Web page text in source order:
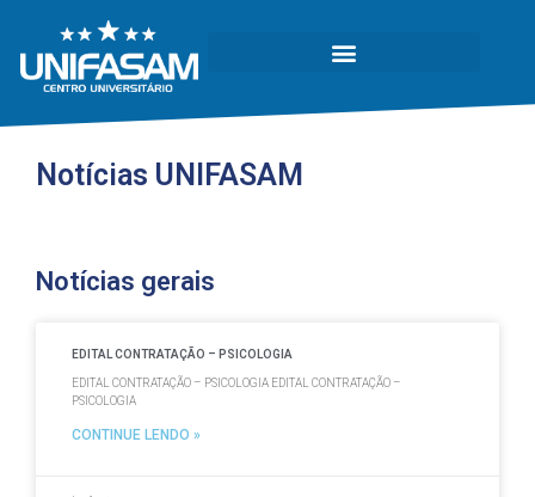
Notícias UNIFASAM
Notícias gerais
EDITAL CONTRATAÇÃO – PSICOLOGIA
EDITAL CONTRATAÇÃO – PSICOLOGIA EDITAL CONTRATAÇÃO –
PSICOLOGIA
CONTINUE LENDO »